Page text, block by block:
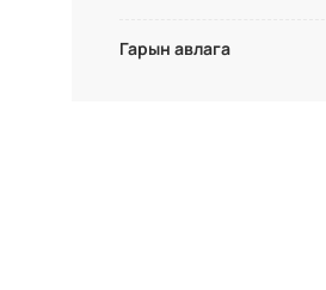
Гарын авлага